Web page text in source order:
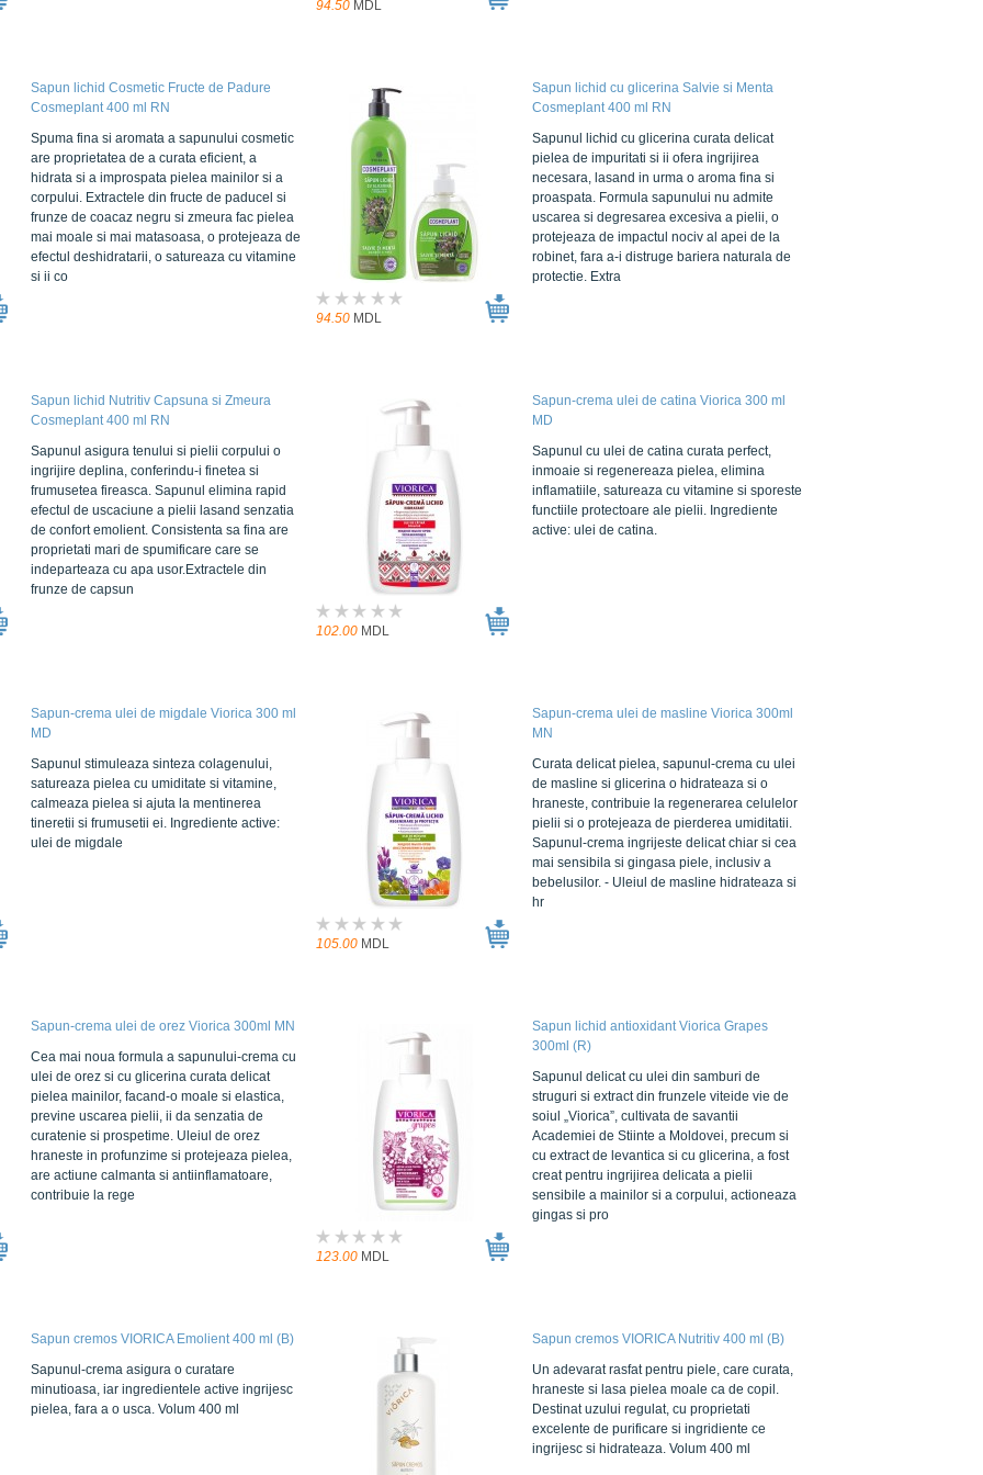
94.50 MDL
Sapun lichid Cosmetic Fructe de Padure
Cosmeplant 400 ml RN
Spuma fina si aromata a sapunului cosmetic
are proprietatea de a curata eficient, a
hidrata si a improspata pielea mainilor si a
corpului. Extractele din fructe de paducel si
frunze de coacaz negru si zmeura fac pielea
mai moale si mai matasoasa, o protejeaza de
efectul deshidratarii, o satureaza cu vitamine
si ii co
94.50 MDL
Sapun lichid cu glicerina Salvie si Menta
Cosmeplant 400 ml RN
Sapunul lichid cu glicerina curata delicat
pielea de impuritati si ii ofera ingrijirea
necesara, lasand in urma o aroma fina si
proaspata. Formula sapunului nu admite
uscarea si degresarea excesiva a pielii, o
protejeaza de impactul nociv al apei de la
robinet, fara a-i distruge bariera naturala de
protectie. Extra
Sapun lichid Nutritiv Capsuna si Zmeura
Cosmeplant 400 ml RN
Sapunul asigura tenului si pielii corpului o
ingrijire deplina, conferindu-i finetea si
frumusetea fireasca. Sapunul elimina rapid
efectul de uscaciune a pielii lasand senzatia
de confort emolient. Consistenta sa fina are
proprietati mari de spumificare care se
indeparteaza cu apa usor.Extractele din
frunze de capsun
102.00 MDL
Sapun-crema ulei de catina Viorica 300 ml
MD
Sapunul cu ulei de catina curata perfect,
inmoaie si regenereaza pielea, elimina
inflamatiile, satureaza cu vitamine si sporeste
functiile protectoare ale pielii. Ingrediente
active: ulei de catina.
Sapun-crema ulei de migdale Viorica 300 ml
MD
Sapunul stimuleaza sinteza colagenului,
satureaza pielea cu umiditate si vitamine,
calmeaza pielea si ajuta la mentinerea
tineretii si frumusetii ei. Ingrediente active:
ulei de migdale
105.00 MDL
Sapun-crema ulei de masline Viorica 300ml
MN
Curata delicat pielea, sapunul-crema cu ulei
de masline si glicerina o hidrateaza si o
hraneste, contribuie la regenerarea celulelor
pielii si o protejeaza de pierderea umiditatii.
Sapunul-crema ingrijeste delicat chiar si cea
mai sensibila si gingasa piele, inclusiv a
bebelusilor. - Uleiul de masline hidrateaza si
hr
Sapun-crema ulei de orez Viorica 300ml MN
Cea mai noua formula a sapunului-crema cu
ulei de orez si cu glicerina curata delicat
pielea mainilor, facand-o moale si elastica,
previne uscarea pielii, ii da senzatia de
curatenie si prospetime. Uleiul de orez
hraneste in profunzime si protejeaza pielea,
are actiune calmanta si antiinflamatoare,
contribuie la rege
123.00 MDL
Sapun lichid antioxidant Viorica Grapes
300ml (R)
Sapunul delicat cu ulei din samburi de
struguri si extract din frunzele viteide vie de
soiul „Viorica”, cultivata de savantii
Academiei de Stiinte a Moldovei, precum si
cu extract de levantica si cu glicerina, a fost
creat pentru ingrijirea delicata a pielii
sensibile a mainilor si a corpului, actioneaza
gingas si pro
Sapun cremos VIORICA Emolient 400 ml (B)
Sapunul-crema asigura o curatare
minutioasa, iar ingredientele active ingrijesc
pielea, fara a o usca. Volum 400 ml
Sapun cremos VIORICA Nutritiv 400 ml (B)
Un adevarat rasfat pentru piele, care curata,
hraneste si lasa pielea moale ca de copil.
Destinat uzului regulat, cu proprietati
excelente de purificare si ingridiente ce
ingrijesc si hidrateaza. Volum 400 ml